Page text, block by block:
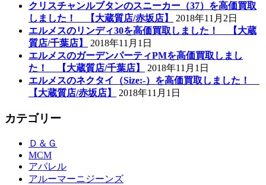
クリスチャンルブタンのスニーカー（37）を高価買取
しました！ 【大蔵質店/赤坂店】
2018年11月2日
エルメスのリンディ30を高価買取しました！ 【大蔵
質店/千葉店】
2018年11月1日
エルメスのガーデンパーティPMを高価買取しまし
た！ 【大蔵質店/千葉店】
2018年11月1日
エルメスのネクタイ（Size:-）を高価買取しました！
【大蔵質店/赤坂店】
2018年11月1日
カテゴリー
Ｄ＆Ｇ
MCM
アパレル
アルーマーニジーンズ